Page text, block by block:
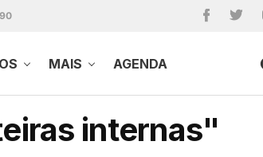
MAIS AGENDA
internas"